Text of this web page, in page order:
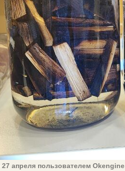
27 апреля пользователем Okengine